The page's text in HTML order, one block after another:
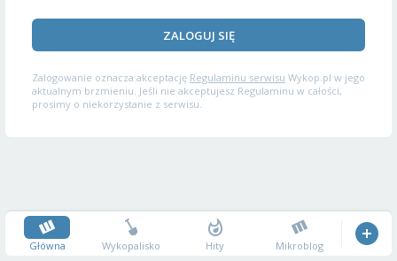
ZALOGUJ SIĘ
Zalogowanie oznacza akceptację Regulaminu serwisu Wykop.pl w jego
aktualnym brzmieniu. Jeśli nie akceptujesz Regulaminu w całości,
prosimy o niekorzystanie z serwisu.
Główna Wykopalisko Hity Mikroblog